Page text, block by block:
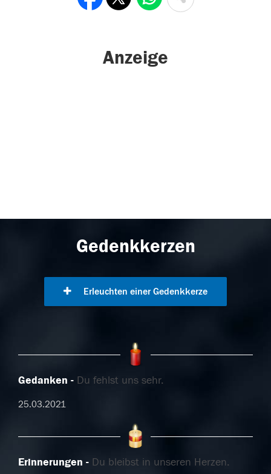
Anzeige
Gedenkkerzen
Erleuchten einer Gedenkkerze
Gedanken Du fehlst uns sehr.
25.03.2021
Erinnerungen Du bleibst in unseren Herzen.